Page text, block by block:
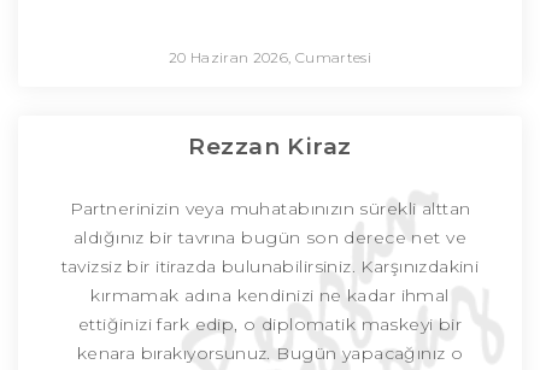
20 Haziran 2026, Cumartesi
Rezzan Kiraz
Partnerinizin veya muhatabınızın sürekli alttan
aldığınız bir tavrına bugün son derece net ve
tavizsiz bir itirazda bulunabilirsiniz. Karşınızdakini
kırmamak adına kendinizi ne kadar ihmal
ettiğinizi fark edip, o diplomatik maskeyi bir
kenara bırakıyorsunuz. Bugün yapacağınız o